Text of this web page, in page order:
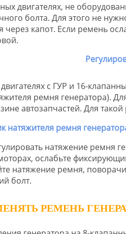
двигателях, не
болта. Для этого не
через капот. Если ремень
с ГУР и 16-
ремня генератора).
автозапчастей. Для
натяжение ремня
ослабьте
натяжение ремня,
болт.
РЕМЕНЬ